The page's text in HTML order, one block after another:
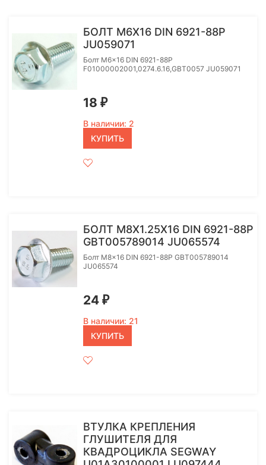
БОЛТ M6X16 DIN 6921-88P
JU059071
Болт M6x16 DIN 6921-88P
F01000002001,0274.6.16,GBT0057 JU059071
18 ₽
В наличии: 2
КУПИТЬ
БОЛТ M8Х1.25Х16 DIN 6921-88P
GBT005789014 JU065574
Болт M8x16 DIN 6921-88P GBT005789014
JU065574
24 ₽
В наличии: 21
КУПИТЬ
ВТУЛКА КРЕПЛЕНИЯ
ГЛУШИТЕЛЯ ДЛЯ
КВАДРОЦИКЛА SEGWAY